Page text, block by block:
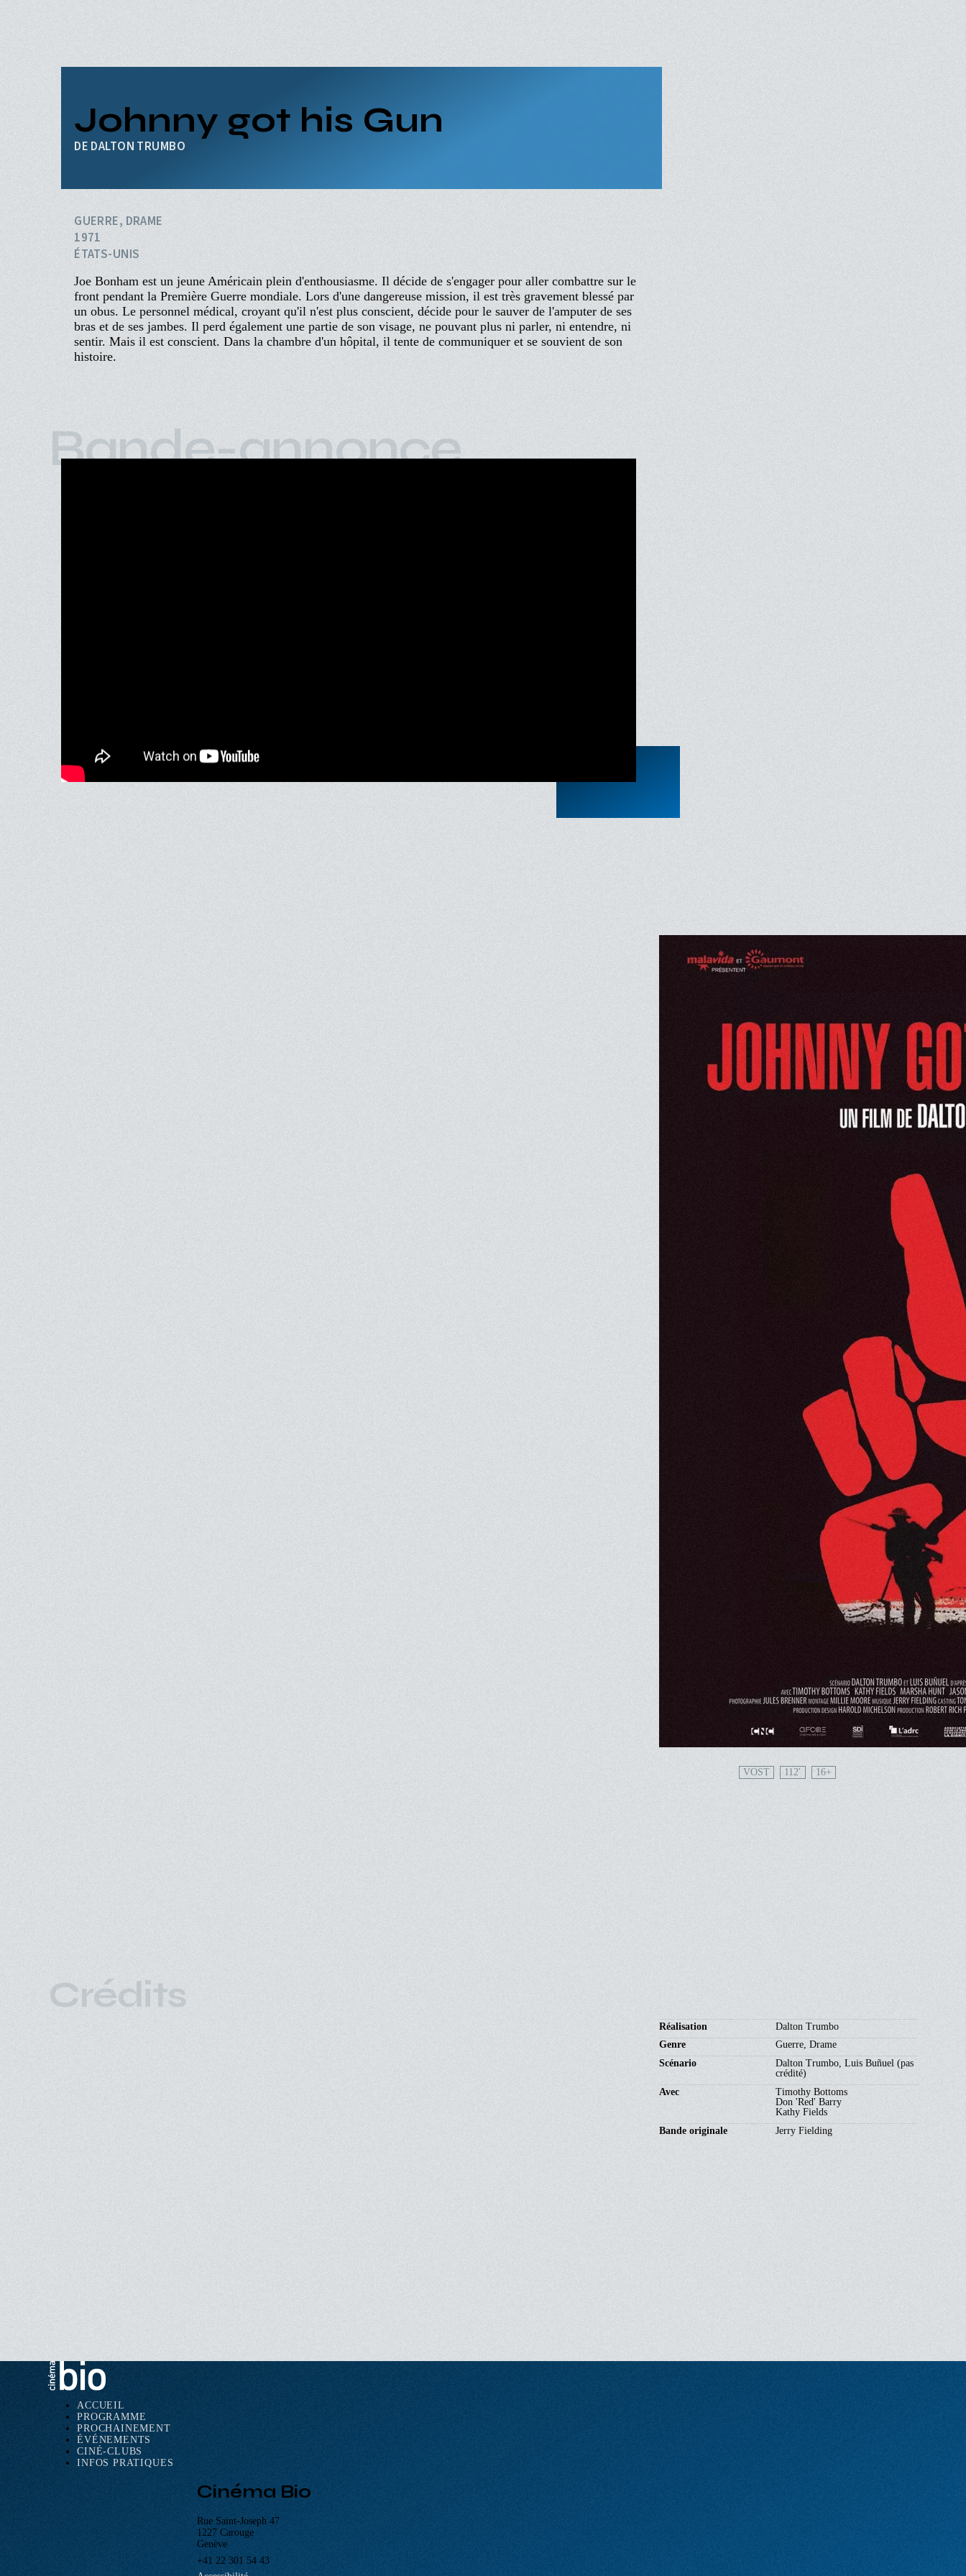
principale
ACCUEIL
ÉVÉNEMENTS
CINÉ-CLUBS
INFOS PRATIQUES
Johnny got his Gun
DALTON TRUMBO
GUERRE, DRAME
1971
ÉTATS-UNIS
Joe Bonham est un jeune Américain plein d'enthousiasme. Il décide de s'engager pour aller combattre sur le
front pendant la Première Guerre mondiale. Lors d'une dangereuse mission, il est très gravement blessé par
un obus. Le personnel médical, croyant qu'il n'est plus conscient, décide pour le sauver de l'amputer de ses
bras et de ses jambes. Il perd également une partie de son visage, ne pouvant plus ni parler, ni entendre, ni
sentir. Mais il est conscient. Dans la chambre d'un hôpital, il tente de communiquer et se souvient de son
histoire.
Bande-annonce
VOST 112' 16
Crédits
Réalisation
Dalton Trumbo
Genre
Guerre, Drame
Scénario
Dalton Trumbo, Luis Buñuel (pas
crédité)
Avec
Timothy Bottoms
Don 'Red' Barry
Kathy Fields
Bande originale
Jerry Fielding
Navigation
principale
ACCUEIL
PROGRAMME
PROCHAINEMENT
ÉVÉNEMENTS
CINÉ-CLUBS
INFOS PRATIQUES
Cinéma Bio
Rue Saint-Joseph 47
1227 Carouge
Genève
+41 22 301 54 43